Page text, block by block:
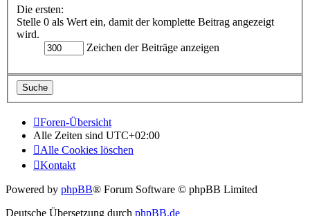
Die ersten:
Stelle 0 als Wert ein, damit der komplette Beitrag angezeigt
wird.
Zeichen der Beiträge anzeigen
Foren-Übersicht
Alle Zeiten sind UTC+02:00
Alle Cookies löschen
Kontakt
Powered by phpBB® Forum Software © phpBB Limited
Deutsche Übersetzung durch phpBB.de